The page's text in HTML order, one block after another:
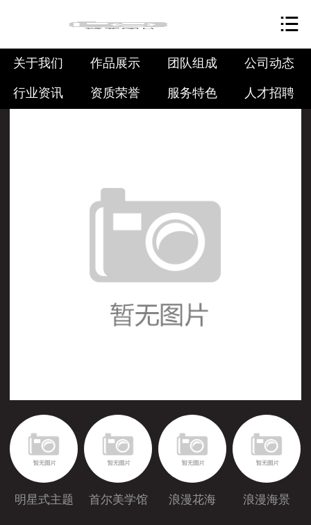
关于我们
作品展示
资质荣誉
人才招聘

关于我们 作品展示 团队组成 公司动态
行业资讯 资质荣誉 服务特色 人才招聘
明星式主题 首尔美学馆 浪漫花海 浪漫海景